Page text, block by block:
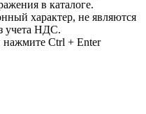
в каталоге.
характер, не являются
учета НДС.
Ctrl + Enter